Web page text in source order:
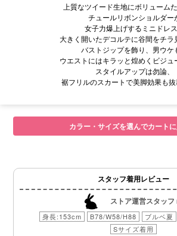
上質なツイード生地にボリューム
チュールリボンショルダー
女子力爆上げするミニドレ
大きく開いたデコルテに谷間をチラ
バストジップを飾り、男ウ
ウエストにはキラッと煌めくビジュ
スタイルアップは勿論、
裾フリルのスカートで美脚効果も
カラー・サイズを選んでカート
スタッフ着用レビュー
ストア運営スタッフ
身長:153cm B78/W58/H88 ブルベ夏
Sサイズ着用